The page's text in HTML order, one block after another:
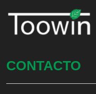
CONTACTO